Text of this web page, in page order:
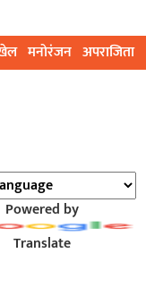
मनोरंजन अपराजिता
Powered by
Translate